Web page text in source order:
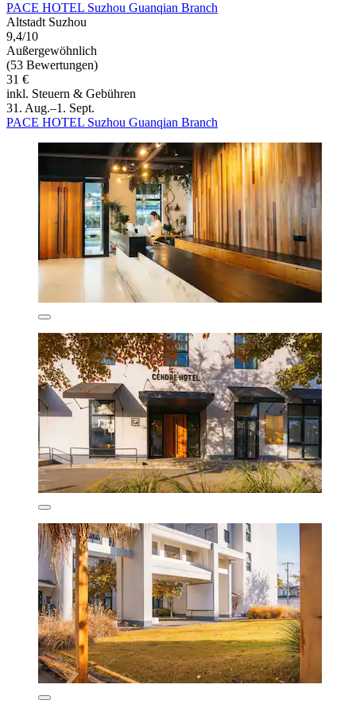
PACE HOTEL Suzhou Guanqian Branch
Altstadt Suzhou
9,4/10
Außergewöhnlich
(53 Bewertungen)
31 €
inkl. Steuern & Gebühren
31. Aug.–1. Sept.
PACE HOTEL Suzhou Guanqian Branch